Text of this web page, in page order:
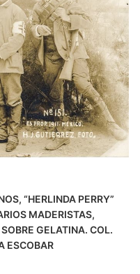
“HERLINDA PERRY”
MADERISTAS,
GELATINA. COL.
ESCOBAR